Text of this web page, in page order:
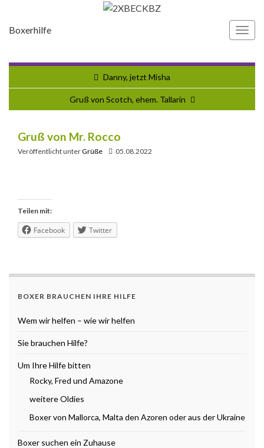
Boxerhilfe
Danny, jetzt Misha
Gruß von Scotch, ehem. Tallarin
Gruß von Mr. Rocco
Veröffentlicht unterGrüße 05.08.2022
Teilen mit:
Facebook Twitter
BOXER BRAUCHEN IHRE HILFE
Wem wir helfen – wie wir helfen
Sie brauchen Hilfe?
Um Ihre Hilfe bitten
Rocky, Fred und Amazone
weitere Oldies
Boxer von Mallorca, Malta den Azoren oder aus der Ukraine
Boxer suchen ein Zuhause